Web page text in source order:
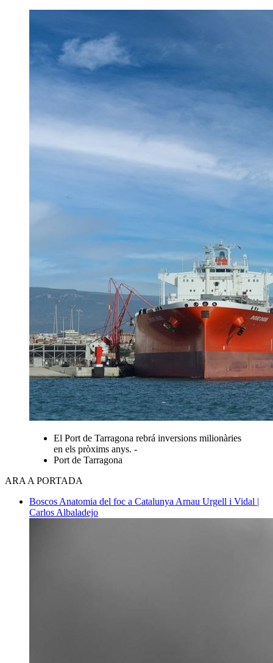
El Port de Tarragona rebrá inversions milionàries
en els pròxims anys. -
Port de Tarragona
ARA A PORTADA
Boscos Anatomia del foc a Catalunya Arnau Urgell i Vidal |
Carlos Albaladejo